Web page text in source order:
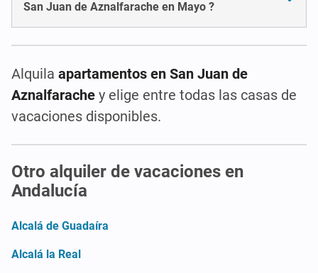
San Juan de Aznalfarache en Mayo ?
Alquila apartamentos en San Juan de
Aznalfarache y elige entre todas las casas de
vacaciones disponibles.
Otro alquiler de vacaciones en
Andalucía
Alcalá de Guadaíra
Alcalá la Real